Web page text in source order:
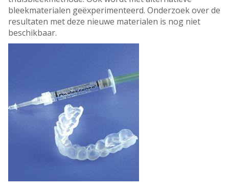
bleekmaterialen geëxperimenteerd. Onderzoek over de
resultaten met deze nieuwe materialen is nog niet
beschikbaar.